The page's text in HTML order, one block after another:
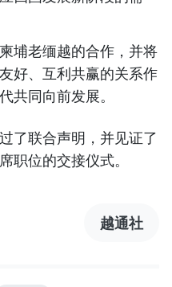
埔老缅越的合作，并将
好、互利共赢的关系作
共同向前发展。
了联合声明，并见证了
职位的交接仪式。
越通社